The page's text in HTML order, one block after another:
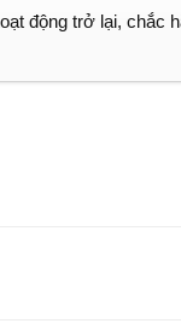
động trở lại, chắc